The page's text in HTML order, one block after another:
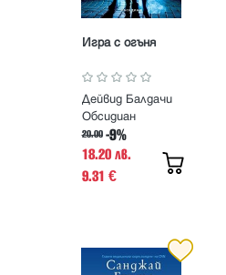
Игра с огъня
Дейвид Балдачи
Обсидиан
20.00 -9%
18.20 лв.
9.31 €